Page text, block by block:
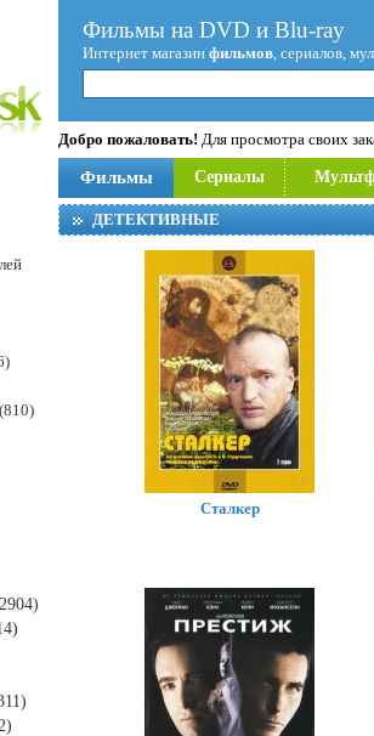
Фильмы на DVD и Blu-ray
Интернет магазин фильмов, сериалов,
Добро пожаловать! Для просмотра своих
Фильмы Сериалы
ДЕТЕКТИВНЫЕ
Сталкер